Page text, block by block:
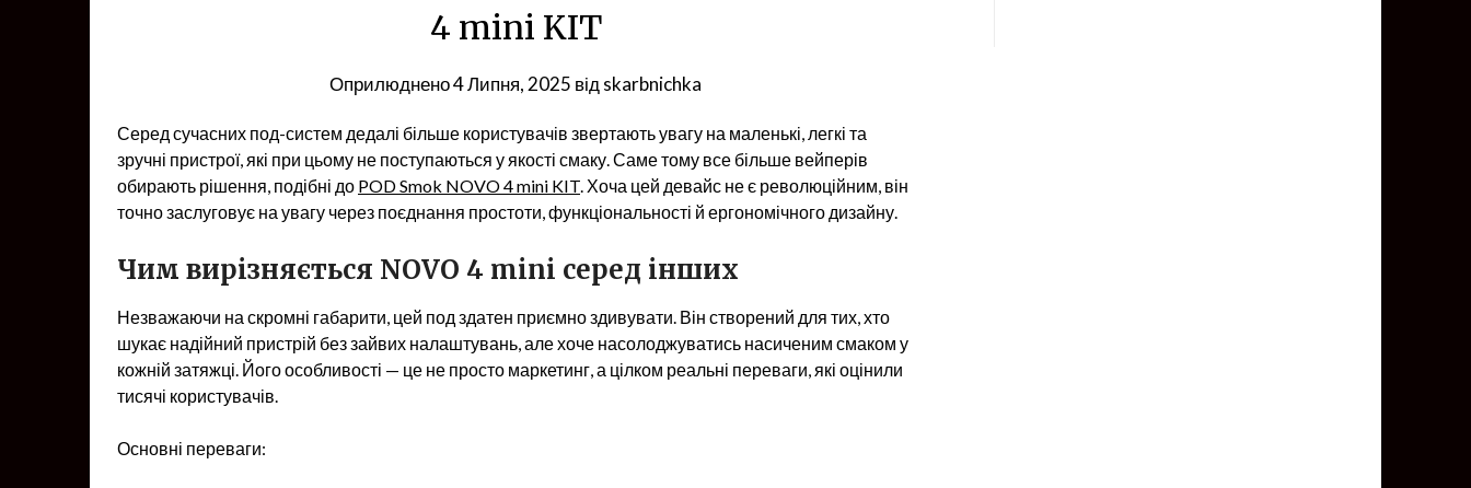
4 mini KIT
Оприлюднено4 Липня, 2025 від skarbnichka
Серед сучасних под-систем дедалі більше користувачів звертають увагу на маленькі, легкі та
зручні пристрої, які при цьому не поступаються у якості смаку. Саме тому все більше вейперів
обирають рішення, подібні до POD Smok NOVO 4 mini KIT . Хоча цей девайс не є революційним, він
точно заслуговує на увагу через поєднання простоти, функціональності й ергономічного дизайну.
Чим вирізняється NOVO 4 mini серед інших
Незважаючи на скромні габарити, цей под здатен приємно здивувати. Він створений для тих, хто
шукає надійний пристрій без зайвих налаштувань, але хоче насолоджуватись насиченим смаком у
кожній затяжці. Його особливості — це не просто маркетинг, а цілком реальні переваги, які оцінили
тисячі користувачів.
Основні переваги: